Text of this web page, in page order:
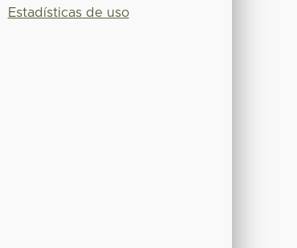
Estadísticas de uso